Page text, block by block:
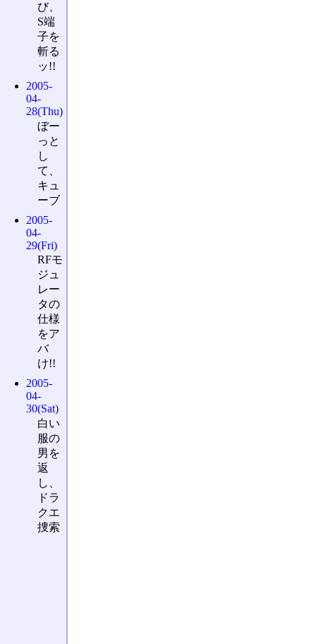
び、
S端
子を
斬る
ッ!!
2005-
04-
28(Thu)
ぼー
っと
し
て、
キュ
ーブ
2005-
04-
29(Fri)
RFモ
ジュ
レー
タの
仕様
をア
バ
け!!
2005-
04-
30(Sat)
白い
服の
男を
返
し、
ドラ
クエ
捜索